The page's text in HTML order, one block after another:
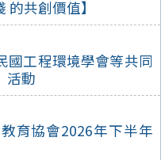
共創價值】
國工程環境學會等共同
活動
育協會2026年下半年